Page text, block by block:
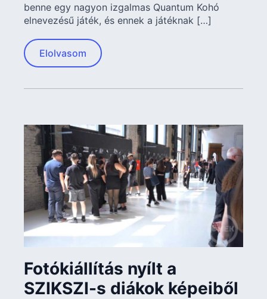
benne egy nagyon izgalmas Quantum Kohó
elnevezésű játék, és ennek a játéknak […]
Elolvasom
Fotókiállítás nyílt a
SZIKSZI-s diákok képeiből